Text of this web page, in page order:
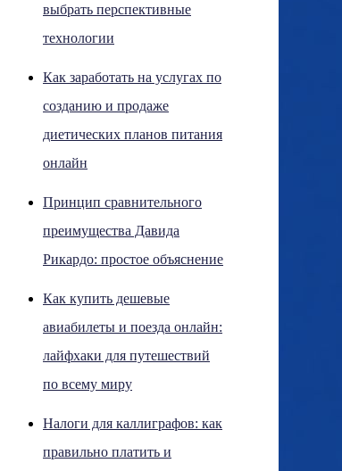
выбрать перспективные
технологии
Как заработать на услугах по
созданию и продаже
диетических планов питания
онлайн
Принцип сравнительного
преимущества Давида
Рикардо: простое объяснение
Как купить дешевые
авиабилеты и поезда онлайн:
лайфхаки для путешествий
по всему миру
Налоги для каллиграфов: как
правильно платить и